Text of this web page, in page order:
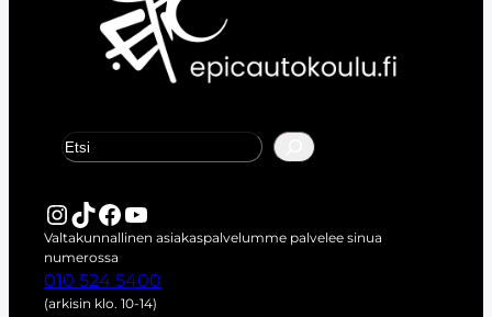
InstagramTikTok Facebook YouTube
Valtakunnallinen asiakaspalvelumme palvelee sinua
numerossa
010 524 5400
(arkisin klo. 10-14)